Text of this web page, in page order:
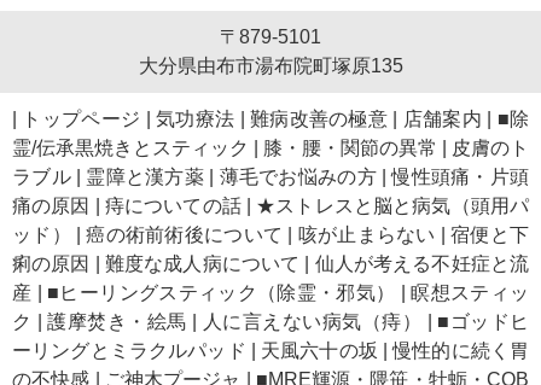
〒879-5101
大分県由布市湯布院町塚原135
トップページ 気功療法 難病改善の極意 店舗案内
■除
霊/伝承黒焼きとスティック
膝・腰・関節の異常
皮膚のト
ラブル| 霊障と漢方薬 薄毛でお悩みの方|慢性頭痛・片頭
痛の原因
痔についての話| ★ストレスと脳と病気（頭用パ
ッド）
|癌の術前術後について 咳が止まらない |宿便と下
痢の原因
難度な成人病について
仙人が考える不妊症と流
産
■ヒーリングスティック（除霊・邪気） |瞑想スティッ
ク
|護摩焚き・絵馬 人に言えない病気（痔）
■ゴッドヒ
ーリングとミラクルパッド
天風六十の坂 |慢性的に続く胃
の不快感
ご神木プージャ
■MRE輝源・隈笹・牡蛎・COB